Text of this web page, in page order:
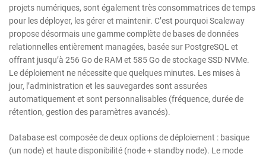
projets numériques, sont également très consommatrices de temps
pour les déployer, les gérer et maintenir. C’est pourquoi Scaleway
propose désormais une gamme complète de bases de données
relationnelles entièrement managées, basée sur PostgreSQL et
offrant jusqu’à 256 Go de RAM et 585 Go de stockage SSD NVMe.
Le déploiement ne nécessite que quelques minutes. Les mises à
jour, l’administration et les sauvegardes sont assurées
automatiquement et sont personnalisables (fréquence, durée de
rétention, gestion des paramètres avancés).
Database est composée de deux options de déploiement : basique
(un node) et haute disponibilité (node + standby node). Le mode